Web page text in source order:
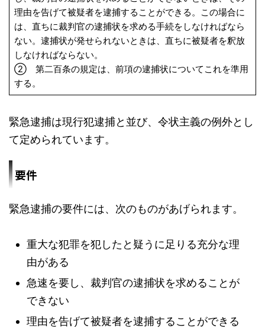
理由を告げて被疑者を逮捕することができる。この場合に
は、直ちに裁判官の逮捕状を求める手続をしなければなら
ない。逮捕状が発せられないときは、直ちに被疑者を釈放
しなければならない。
② 第二百条の規定は、前項の逮捕状についてこれを準用
する。
緊急逮捕は現行犯逮捕と並び、令状主義の例外とし
て定められています。
要件
緊急逮捕の要件には、次のものがあげられます。
重大な犯罪を犯したと疑うに足りる充分な理
由がある
急速を要し、裁判官の逮捕状を求めることが
できない
理由を告げて被疑者を逮捕することができる